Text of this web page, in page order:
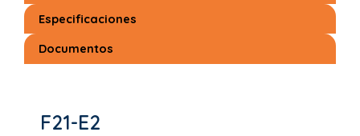
Especificaciones
Documentos
F21-E2